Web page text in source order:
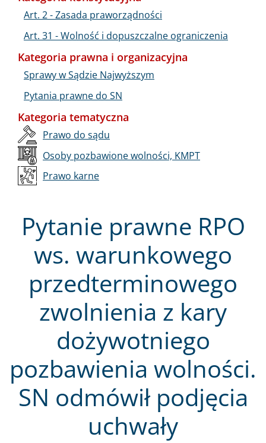
Pytanie prawne RPO
ws. warunkowego
przedterminowego
zwolnienia z kary
dożywotniego
pozbawienia wolności.
SN odmówił podjęcia
uchwały
Art. 2 - Zasada praworządności
Art. 31 - Wolność i dopuszczalne ograniczenia
Kategoria prawna i organizacyjna
Sprawy w Sądzie Najwyższym
Pytania prawne do SN
Kategoria tematyczna
Prawo do sądu
Osoby pozbawione wolności, KMPT
Prawo karne